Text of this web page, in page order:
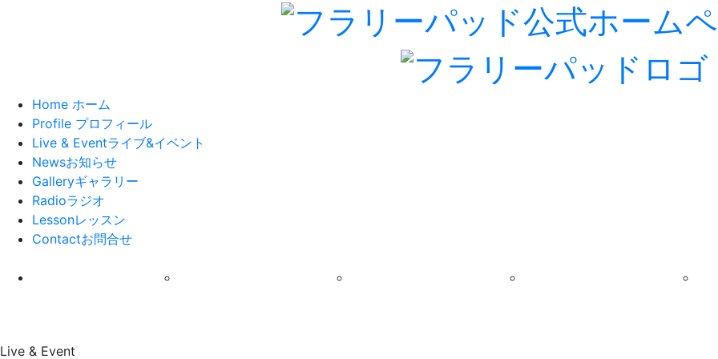
Home ホーム
Profile プロフィール
Live & Eventライブ&イベント
Newsお知らせ
Galleryギャラリー
Radioラジオ
Lessonレッスン
Contactお問合せ
Live & Event